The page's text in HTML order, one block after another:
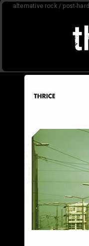
alternative rock / post-